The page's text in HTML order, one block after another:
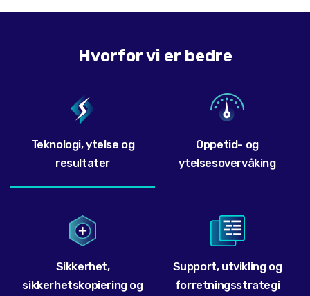
Hvorfor vi er bedre
Teknologi, ytelse og
resultater
Oppetid- og
ytelsesovervåking
Sikkerhet,
sikkerhetskopiering og
Support, utvikling og
forretningsstrategi